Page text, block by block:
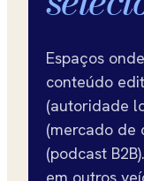
Espaços
conteúdo
(autoridade
(mercado de
(podcast